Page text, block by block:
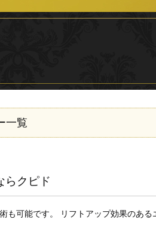
一覧
らクピド
も可能です。 リフトアップ効果のある